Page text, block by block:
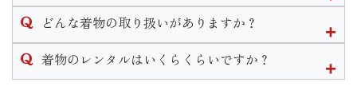
※ブーツのレンタルはございません。
ご契約いただくお衣装によって支払い期限は異なります。
のご入金をお願いしております。
どんな着物の取り扱いがありますか？
レンタル衣装は振袖・男性袴・女子袴・訪問着・黒留袖・喪
服・七五三・初着がございます。
着物のレンタルはいくらくらいですか？